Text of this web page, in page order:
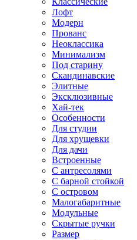
Лофт
Модерн
Прованс
Неоклассика
Минимализм
Под старину
Скандинавские
Элитные
Эксклюзивные
Хай-тек
Особенности
Для студии
Для хрущевки
Для дачи
Встроенные
С антресолями
С барной стойкой
С островом
Малогабаритные
Модульные
Скрытые ручки
Размер